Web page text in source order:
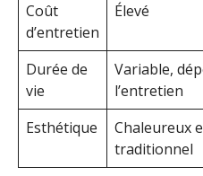
Coût
d’entretien
Élevé
Durée de
vie
Variable,
l’entretien
Esthétique
Chaleureux
traditionnel